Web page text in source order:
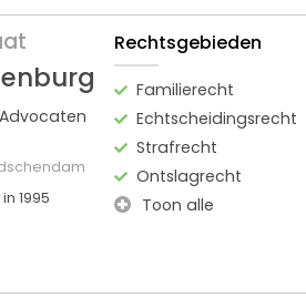
1995
Rechtsgebieden
Familierecht
Echtscheidingsrecht
Strafrecht
Ontslagrecht
Toon alle